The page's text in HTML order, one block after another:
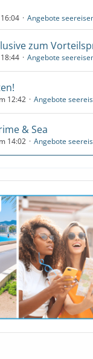
Angebote
zum
Angebote
12:42 Angebote
& Sea
14:02 Angebote